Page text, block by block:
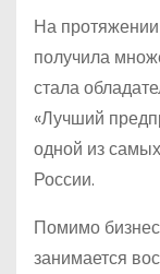
На
получила
стала
«Лучший
одной из
России.
Помимо
занимается